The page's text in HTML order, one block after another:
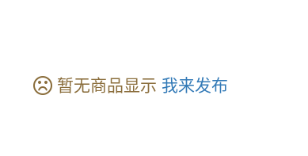
暂无商品显示 我来发布